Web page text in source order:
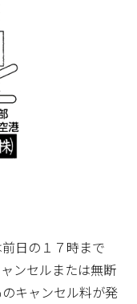
日の１７時まで
ンセルまたは無断
キャンセル料が発